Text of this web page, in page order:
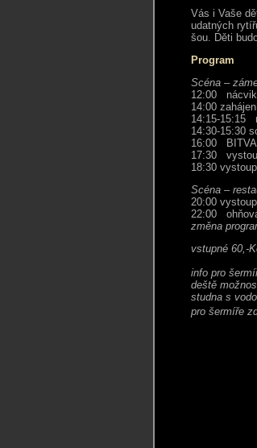
Vás i Vaše
udatných
šou. Děti
Program
Scéna –
12:00
14:00
14:15-15:15
14:30-15:30
16:00 BITVA
17:30
18:30
Scéna –
20:00
22:00
změna
vstupné 60,-
info pro
deště
studna s
pro šermíře